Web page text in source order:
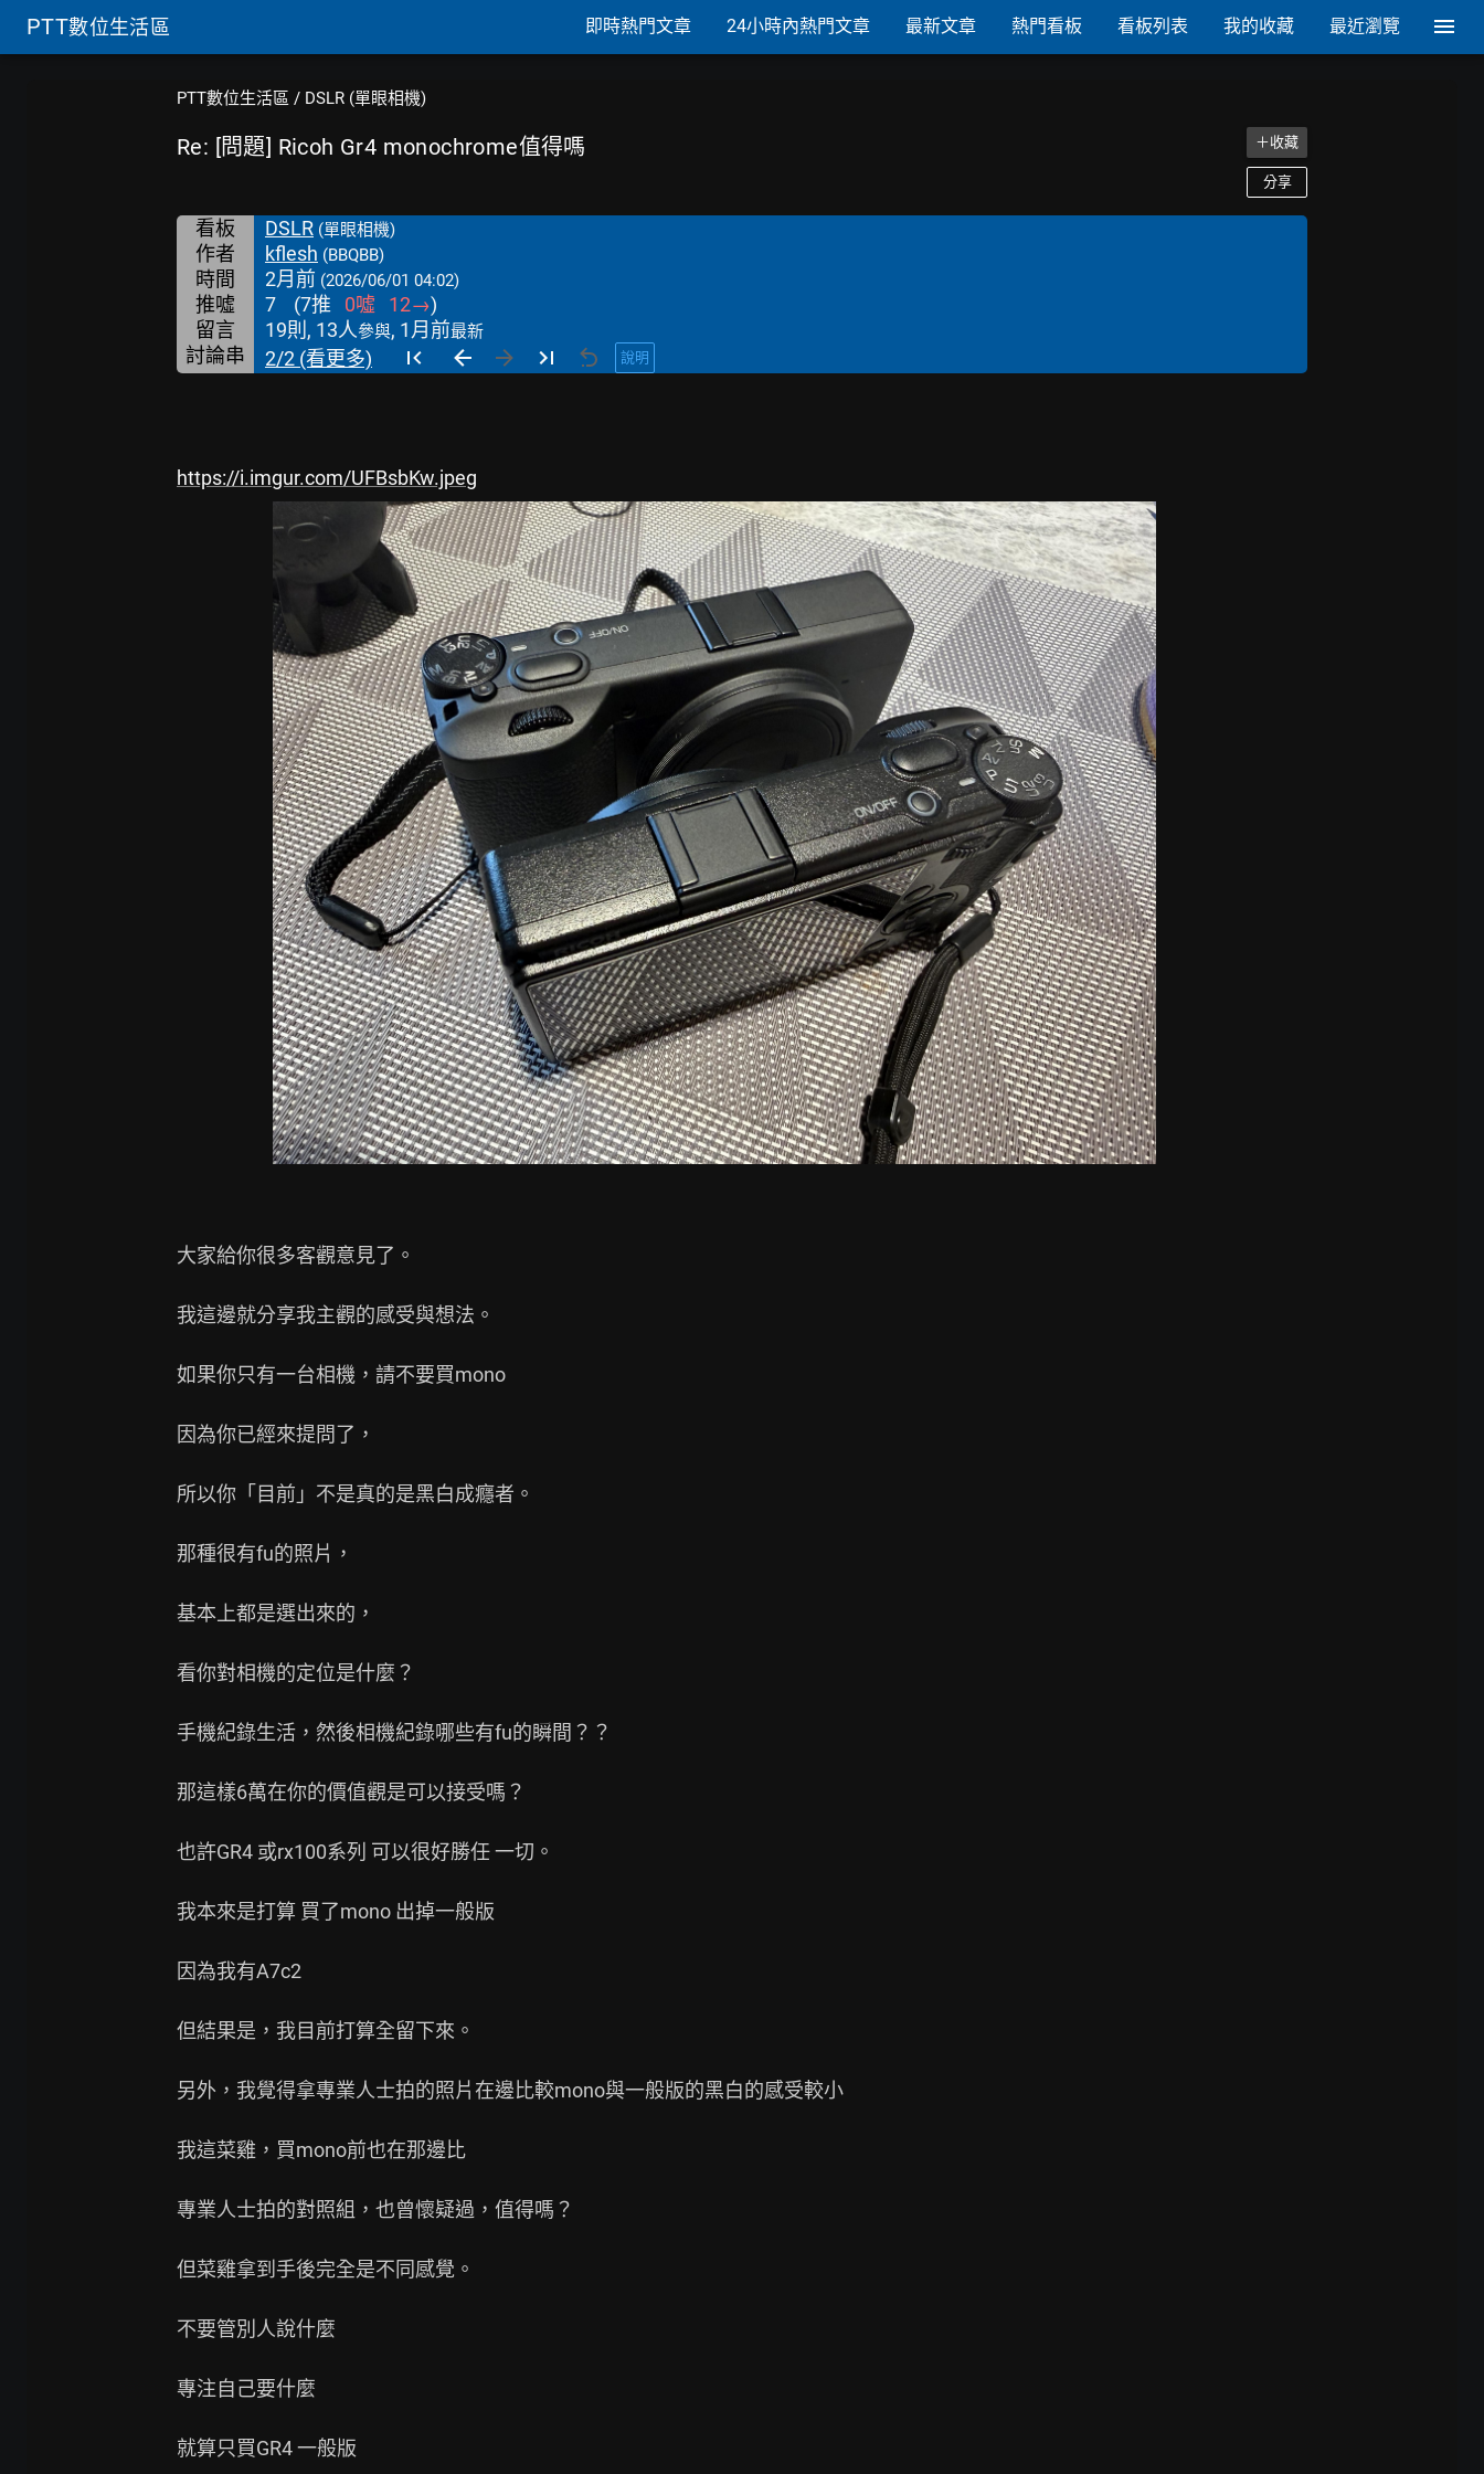
PTT數位生活區 即時熱門文章 24小時內熱門文章 最新文章 熱門看板 看板列表 我的收藏 最近瀏覽
PTT數位生活區 / DSLR (單眼相機)
Re: [問題] Ricoh Gr4 monochrome值得嗎 ＋收藏
分享
看板 DSLR (單眼相機)
作者 kflesh (BBQBB)
時間 2月前 (2026/06/01 04:02)
推噓 7 (7推 0噓 12→)
留言
19則, 13人參與, 1月前最新
討論串 2/2 (看更多) 說明
https://i.imgur.com/UFBsbKw.jpeg
大家給你很多客觀意見了。
我這邊就分享我主觀的感受與想法。
如果你只有一台相機，請不要買mono
因為你已經來提問了，
所以你「目前」不是真的是黑白成癮者。
那種很有fu的照片，
基本上都是選出來的，
看你對相機的定位是什麼？
手機紀錄生活，然後相機紀錄哪些有fu的瞬間？？
那這樣6萬在你的價值觀是可以接受嗎？
也許GR4 或rx100系列 可以很好勝任 一切。
我本來是打算 買了mono 出掉一般版
因為我有A7c2
但結果是，我目前打算全留下來。
另外，我覺得拿專業人士拍的照片在邊比較mono與一般版的黑白的感受較小
我這菜雞，買mono前也在那邊比
專業人士拍的對照組，也曾懷疑過，值得嗎？
但菜雞拿到手後完全是不同感覺。
不要管別人說什麼
專注自己要什麼
就算只買GR4 一般版